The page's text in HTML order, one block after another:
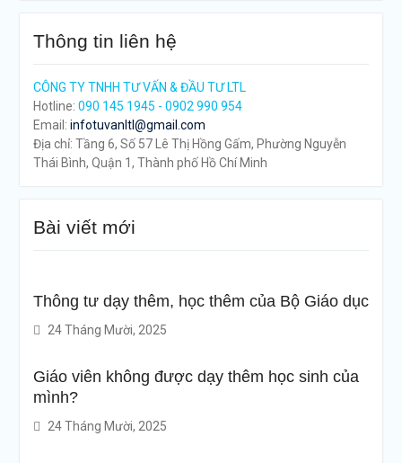
Thông tin liên hệ
CÔNG TY TNHH TƯ VẤN & ĐẦU TƯ LTL
Hotline: 090 145 1945 - 0902 990 954
Email: infotuvanltl@gmail.com
Địa chỉ: Tầng 6, Số 57 Lê Thị Hồng Gấm, Phường Nguyễn
Thái Bình, Quận 1, Thành phố Hồ Chí Minh
Bài viết mới
Thông tư dạy thêm, học thêm của Bộ Giáo dục
24 Tháng Mười, 2025
Giáo viên không được dạy thêm học sinh của
mình?
24 Tháng Mười, 2025